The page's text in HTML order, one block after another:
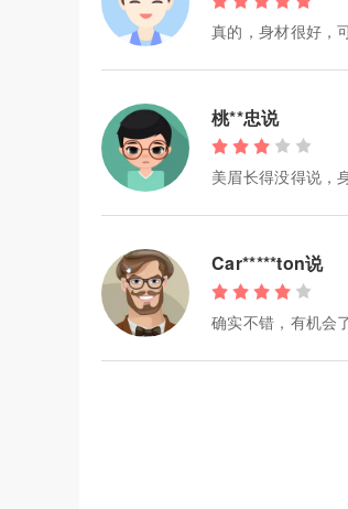
真的，身材很好，
桃**忠说
美眉长得没得说，
Car*****ton说
确实不错，有机会